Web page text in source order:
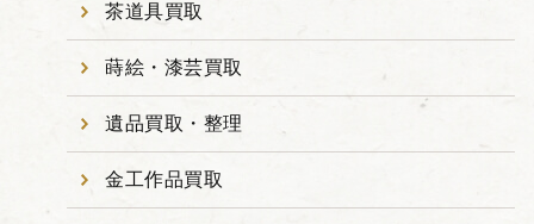
茶道具買取
蒔絵・漆芸買取
遺品買取・整理
金工作品買取